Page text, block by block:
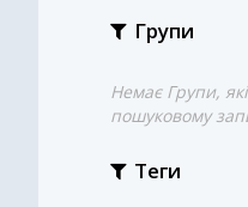
Групи
Немає Групи,
пошуковому
Теги